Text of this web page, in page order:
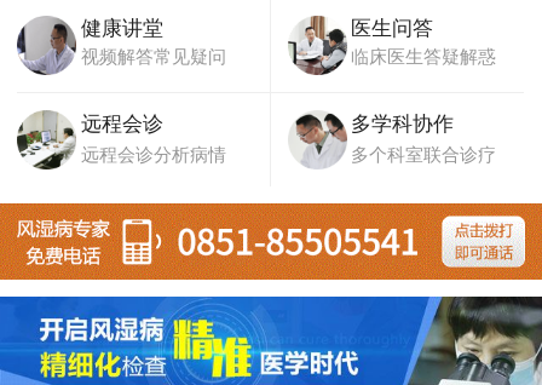
健康讲堂
视频解答常见疑问
医生问答
临床医生答疑解惑
远程会诊
远程会诊分析病情
多学科协作
多个科室联合诊疗